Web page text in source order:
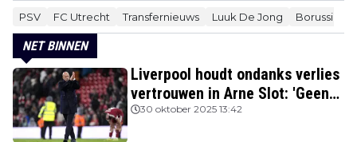
PSV FC Utrecht Transfernieuws Luuk De Jong Borussia
NET BINNEN
Liverpool houdt ondanks verlies
vertrouwen in Arne Slot: 'Geen
kans'
30 oktober 2025 13:42